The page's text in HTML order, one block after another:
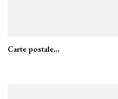
Carte postale…